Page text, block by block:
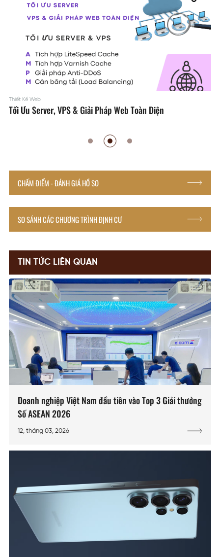
Thiết Kế Web
Tối Ưu Server, VPS & Giải Pháp Web Toàn Diện
CHẤM ĐIỂM - ĐÁNH GIÁ HỒ SƠ
SO SÁNH CÁC CHƯƠNG TRÌNH ĐỊNH CƯ
TIN TỨC LIÊN QUAN
Doanh nghiệp Việt Nam đầu tiên vào Top 3 Giải thưởng
Số ASEAN 2026
12, tháng 03, 2026